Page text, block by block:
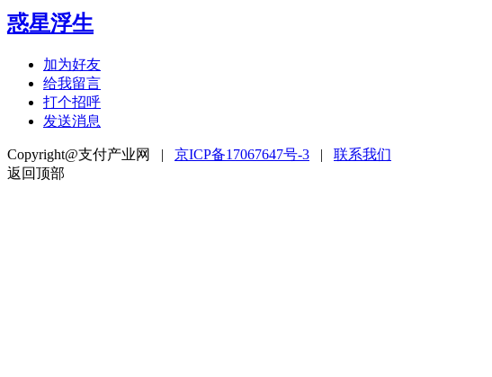
惑星浮生
加为好友
给我留言
打个招呼
发送消息
Copyright@支付产业网 | 京ICP备17067647号-3 | 联系我们
返回顶部